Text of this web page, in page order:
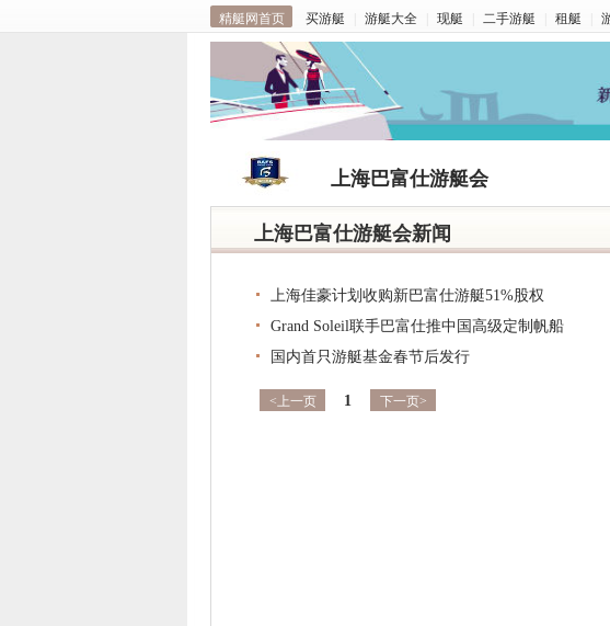
精艇网首页 买游艇 游艇大全 现艇 二手游艇 租艇
上海巴富仕游艇会
上海巴富仕游艇会新闻
上海佳豪计划收购新巴富仕游艇51%股权
Grand Soleil联手巴富仕推中国高级定制帆船
国内首只游艇基金春节后发行
<上一页 1 下一页>